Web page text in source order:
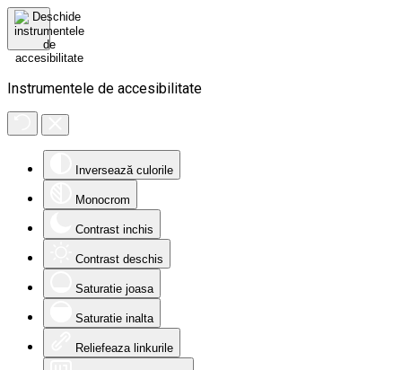
Instrumentele de accesibilitate
Inversează culorile
Monocrom
Contrast inchis
Contrast deschis
Saturatie joasa
Saturatie inalta
Reliefeaza linkurile